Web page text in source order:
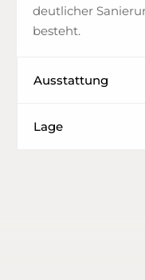
deutlicher
besteht.
Ausstattung
Lage